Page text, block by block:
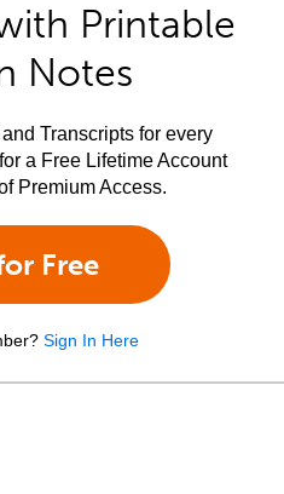
Printable
Notes
Transcripts for every
a Free Lifetime Account
Premium Access.
Free
Sign In Here